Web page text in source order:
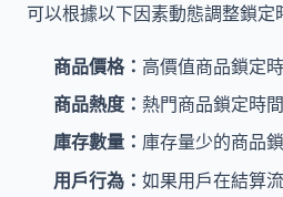
可以根據以下因素動態調整鎖定
商品價格： 高價值商品鎖定
商品熱度： 熱門商品鎖定時
庫存數量： 庫存量少的商品
用戶行為： 如果用戶在結算